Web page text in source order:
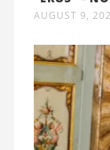
AUGUST 9,